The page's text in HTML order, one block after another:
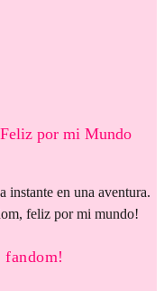
por mi Mundo
instante en una aventura.
feliz por mi mundo!
fandom!